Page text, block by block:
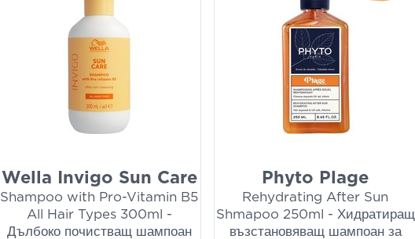
Wella Invigo Sun Care
Shampoo with Pro-Vitamin B5
All Hair Types 300ml -
Дълбоко почистващ шампоан
Phyto Plage
Rehydrating After Sun
Shmapoo 250ml - Хидратиращ
възстановяващ шампоан за